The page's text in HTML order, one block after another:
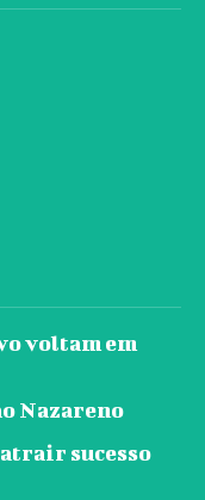
voltam em
Nazareno
atrair sucesso